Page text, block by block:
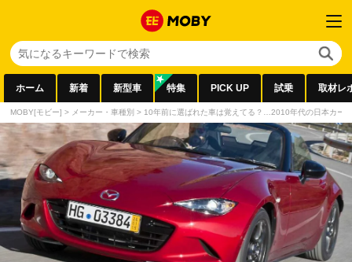
ホーム 新着 新型車 特集 PICK UP 試乗 取材レ
MOBY[モビー] > メーカー・車種別 > 10年前に選ばれた車は覚えてる？…2010年代の日本カー